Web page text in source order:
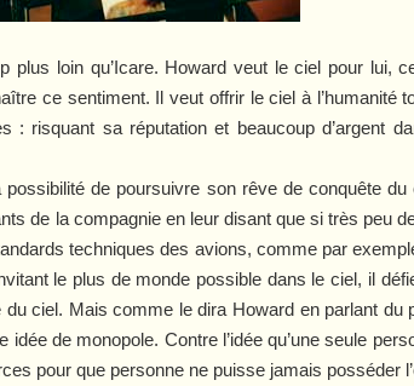
plus loin qu’Icare. Howard veut le ciel pour lui,
ce sentiment. Il veut offrir le ciel à l’humanité
risquant sa réputation et beaucoup d’argent
de poursuivre son rêve de conquête
de la compagnie en leur disant que si très peu
techniques des avions, comme par
le plus de monde possible dans le ciel, il
ciel. Mais comme le dira Howard en parlant du
de monopole. Contre l’idée qu’une seule
pour que personne ne puisse jamais posséder